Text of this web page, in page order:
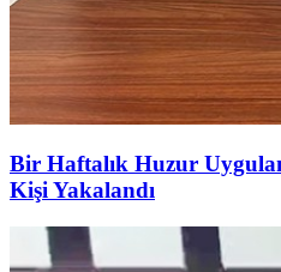
Bir Haftalık Huzur
Kişi Yakalandı